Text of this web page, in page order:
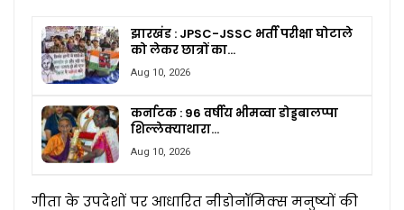
झारखंड : JPSC-JSSC भर्ती परीक्षा घोटाले
को लेकर छात्रों का…
Aug 10, 2026
कर्नाटक : 96 वर्षीय भीमव्वा डोड्डबालप्पा
शिल्लेक्याथारा…
Aug 10, 2026
गीता के उपदेशों पर आधारित नीडोनॉमिक्स मनुष्यों की